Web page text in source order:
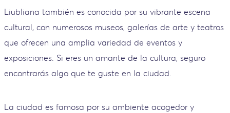
Liubliana también es conocida por su vibrante escena
cultural, con numerosos museos, galerías de arte y teatros
que ofrecen una amplia variedad de eventos y
exposiciones. Si eres un amante de la cultura, seguro
encontrarás algo que te guste en la ciudad.
La ciudad es famosa por su ambiente acogedor y